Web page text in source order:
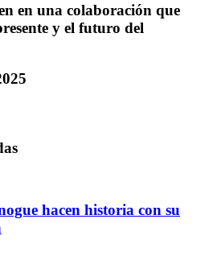
en una colaboración que
y el futuro del
hacen historia con su